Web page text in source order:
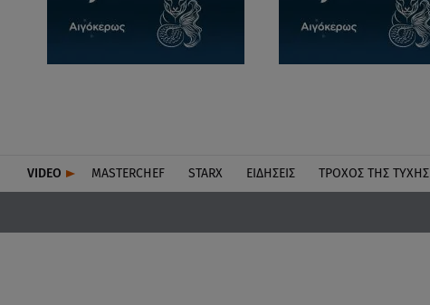
VIDEO MASTERCHEF STARX ΕΙΔΉΣΕΙΣ ΤΡΟΧΌΣ ΤΗΣ ΤΎΧΗΣ